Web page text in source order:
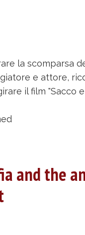
la scomparsa
e attore,
il film "Sacco
and the